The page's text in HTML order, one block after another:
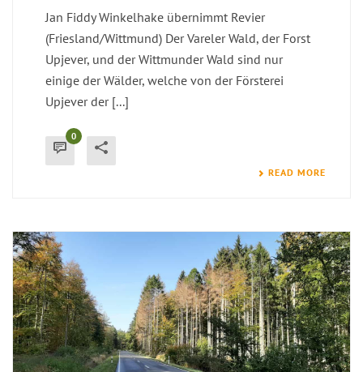
Jan Fiddy Winkelhake übernimmt Revier
(Friesland/Wittmund) Der Vareler Wald, der Forst
Upjever, und der Wittmunder Wald sind nur
einige der Wälder, welche von der Försterei
Upjever der [...]
0
READ MORE